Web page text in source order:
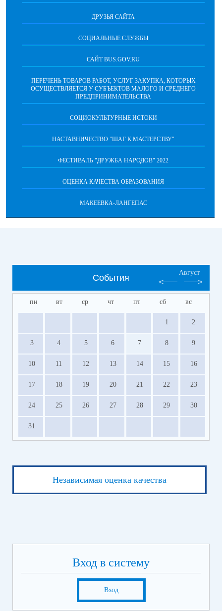
ДРУЗЬЯ САЙТА
СОЦИАЛЬНЫЕ СЛУЖБЫ
САЙТ BUS.GOV.RU
ПЕРЕЧЕНЬ ТОВАРОВ РАБОТ, УСЛУГ ЗАКУПКА, КОТОРЫХ
ОСУЩЕСТВЛЯЕТСЯ У СУБЪЕКТОВ МАЛОГО И СРЕДНЕГО
ПРЕДПРИНИМАТЕЛЬСТВА
СОЦИОКУЛЬТУРНЫЕ ИСТОКИ
НАСТАВНИЧЕСТВО "ШАГ К МАСТЕРСТВУ"
ФЕСТИВАЛЬ "ДРУЖБА НАРОДОВ" 2022
ОЦЕНКА КАЧЕСТВА ОБРАЗОВАНИЯ
МАКЕЕВКА-ЛАНГЕПАС
События
Август
пн вт ср чт пт сб вс
1 2
3 4 5 6 7 8 9
10 11 12 13 14 15 16
17 18 19 20 21 22 23
24 25 26 27 28 29 30
31
Независимая оценка качества
Вход в систему
Вход